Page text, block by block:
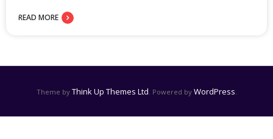
READ MORE
Theme by Think Up Themes Ltd . Powered by WordPress